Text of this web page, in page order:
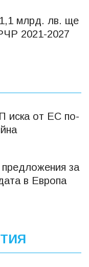
млрд. лв. ще
2021-2027
иска от ЕС по-
за
в Европа